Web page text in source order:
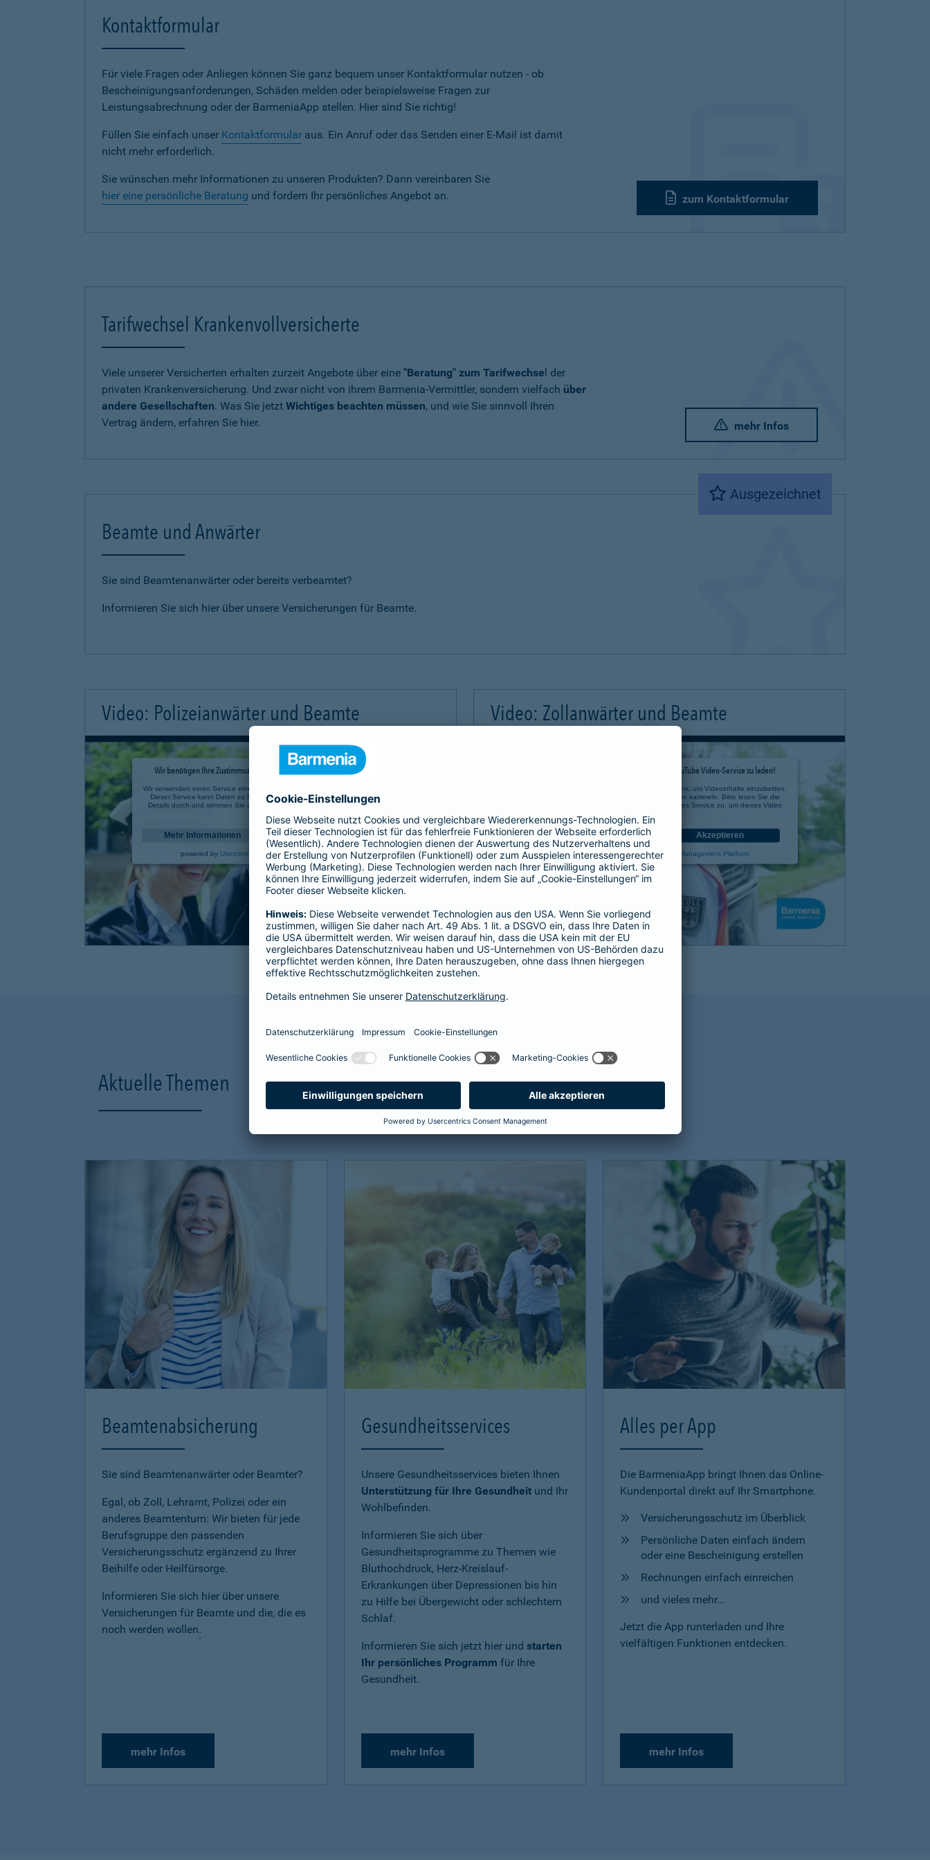
Kontaktformular
Für viele Fragen oder Anliegen können Sie ganz bequem unser Kontaktformular nutzen - ob
Bescheinigungsanforderungen, Schäden melden oder beispielsweise Fragen zur
Leistungsabrechnung oder der BarmeniaApp stellen. Hier sind Sie richtig!
Füllen Sie einfach unser Kontaktformular aus. Ein Anruf oder das Senden einer E-Mail ist damit
nicht mehr erforderlich.
Sie wünschen mehr Informationen zu unseren Produkten? Dann vereinbaren Sie
hier eine persönliche Beratung und fordern Ihr persönliches Angebot an. zum Kontaktformular
Tarifwechsel Krankenvollversicherte
Viele unserer Versicherten erhalten zurzeit Angebote über eine "Beratung" zum Tarifwechsel der
privaten Krankenversicherung. Und zwar nicht von ihrem Barmenia-Vermittler, sondern vielfach über
andere Gesellschaften. Was Sie jetzt Wichtiges beachten müssen, und wie Sie sinnvoll Ihren
Vertrag ändern, erfahren Sie hier.
mehr Infos
Ausgezeichnet
Beamte und Anwärter
Sie sind Beamtenanwärter oder bereits verbeamtet?
Informieren Sie sich hier über unsere Versicherungen für Beamte.
Video: Polizeianwärter und Beamte
Wir benötigen Ihre Zustimmung, um den YouTube Video-Service zu laden!
Wir verwenden einen Service eines Drittanbieters, um Videoinhalte einzubetten.
Dieser Service kann Daten zu Ihren Aktivitäten sammeln. Bitte lesen Sie die
Details durch und stimmen Sie der Nutzung des Service zu, um dieses Video
Mehr Informationen Akzeptieren
powered by Usercentrics Consent Management Platform
Video: Zollanwärter und Beamte
Wir benötigen Ihre Zustimmung, um den YouTube Video-Service zu laden!
Wir verwenden einen Service eines Drittanbieters, um Videoinhalte einzubetten.
Dieser Service kann Daten zu Ihren Aktivitäten sammeln. Bitte lesen Sie die
Details durch und stimmen Sie der Nutzung des Service zu, um dieses Video
Mehr Informationen Akzeptieren
powered byUsercentrics Consent Management Platform
Aktuelle Themen
Beamtenabsicherung
Sie sind Beamtenanwärter oder Beamter?
Egal, ob Zoll, Lehramt, Polizei oder ein
anderes Beamtentum: Wir bieten für jede
Berufsgruppe den passenden
Versicherungsschutz ergänzend zu Ihrer
Beihilfe oder Heilfürsorge.
Informieren Sie sich hier über unsere
Versicherungen für Beamte und die, die es
noch werden wollen.
mehr Infos
Gesundheitsservices
Unsere Gesundheitsservices bieten Ihnen
Unterstützung für Ihre Gesundheitund Ihr
Wohlbefinden.
Informieren Sie sich über
Gesundheitsprogramme zu Themen wie
Bluthochdruck, Herz-Kreislauf-
Erkrankungen über Depressionen bis hin
zu Hilfe bei Übergewicht oder schlechtem
Schlaf.
Informieren Sie sich jetzt hier und starten
Ihr persönliches Programm für Ihre
Gesundheit.
mehr Infos
Alles per App
Die BarmeniaApp bringt Ihnen das Online-
Kundenportal direkt auf Ihr Smartphone.
Versicherungsschutz im Überblick
Persönliche Daten einfach ändern
oder eine Bescheinigung erstellen
Rechnungen einfach einreichen
und vieles mehr...
Jetzt die App runterladen und Ihre
vielfältigen Funktionen entdecken.
mehr Infos